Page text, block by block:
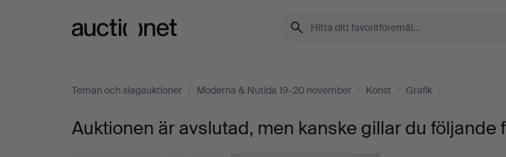
Teman och slagauktioner / Moderna & Nutida 19-20 november / Konst / Grafik /
392.
Auktionen är avslutad, men kanske gillar du följande